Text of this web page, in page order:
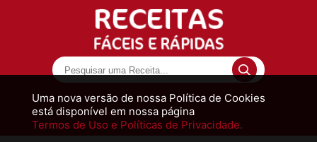
Uma nova versão de nossa Política de Cookies
está disponível em nossa página
Termos de Uso e Políticas de Privacidade.